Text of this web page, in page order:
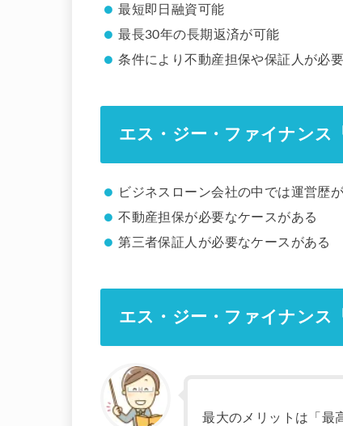
最短即日融資可能
最長30年の長期返済が可能
条件により不動産担保や保証人が必
エス・ジー・ファイナンス
ビジネスローン会社の中では運営歴
不動産担保が必要なケースがある
第三者保証人が必要なケースがある
エス・ジー・ファイナンス
最大のメリットは「最